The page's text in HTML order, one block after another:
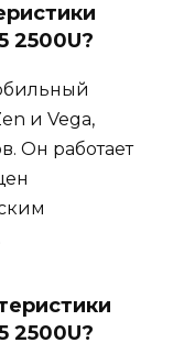
2500U?
и Vega,
Он работает
2500U?